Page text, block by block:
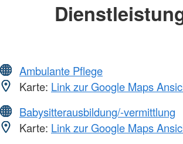
Ambulante Pflege
Karte: Link zur Google Maps
Babysitterausbildung/-vermittlung
Karte: Link zur Google Maps